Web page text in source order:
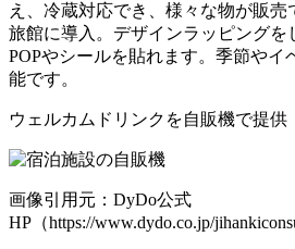
え、冷蔵対応でき、様々な物が販売
旅館に導入。デザインラッピングを
POPやシールを貼れます。季節やイ
能です。
ウェルカムドリンクを自販機で提供
画像引用元：DyDo公式
HP（https://www.dydo.co.jp/